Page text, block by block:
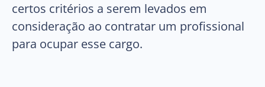
certos critérios a serem levados em
consideração ao contratar um profissional
para ocupar esse cargo.